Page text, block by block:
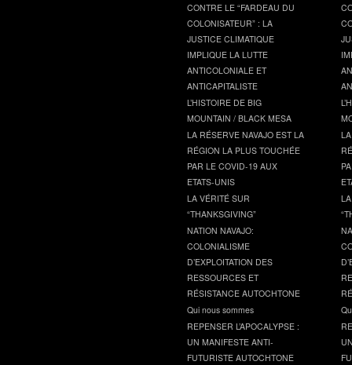
CONTRE LE “FARDEAU DU
COLONISATEUR” : LA
JUSTICE CLIMATIQUE
IMPLIQUE LA LUTTE
ANTICOLONIALE ET
ANTICAPITALISTE
L’HISTOIRE DE BIG
MOUNTAIN / BLACK MESA
LA RÉSERVE NAVAJO EST LA
RÉGION LA PLUS TOUCHÉE
PAR LE COVID-19 AUX
ETATS-UNIS
LA VÉRITÉ SUR
“THANKSGIVING”
NATION NAVAJO:
COLONIALISME
D’EXPLOITATION DES
RESSOURCES ET
RÉSISTANCE AUTOCHTONE
Qui nous sommes
REPENSER L’APOCALYPSE :
UN MANIFESTE ANTI-
FUTURISTE AUTOCHTONE